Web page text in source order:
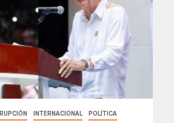
INTERNACIONAL POLÍTICA